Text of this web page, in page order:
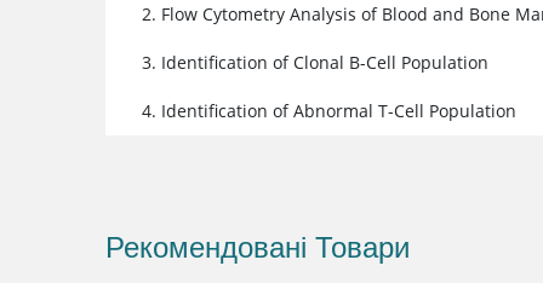
2. Flow Cytometry Analysis of Blood and Bone
3. Identification of Clonal B-Cell Population
4. Identification of Abnormal T-Cell Population
7. Immunophenotypic Markers in Flow Cytometry
Рекомендовані Товари